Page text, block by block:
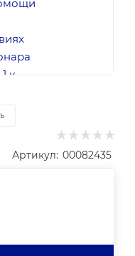
Артикул: 00082435